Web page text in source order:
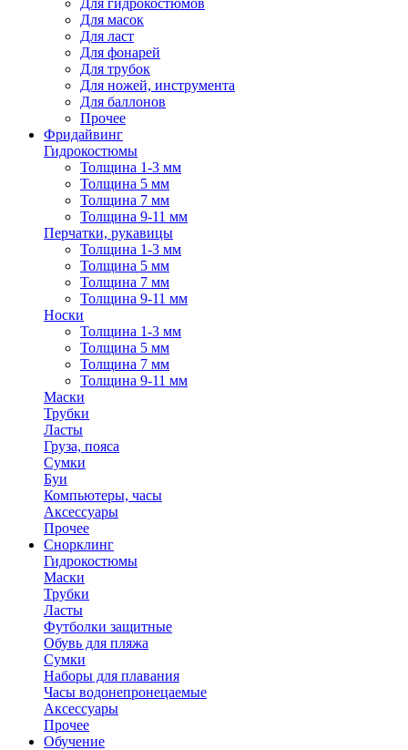
Для гидрокостюмов
Для масок
Для ласт
Для фонарей
Для трубок
Для ножей, инструмента
Для баллонов
Прочее
Фридайвинг
Гидрокостюмы
Толщина 1-3 мм
Толщина 5 мм
Толщина 7 мм
Толщина 9-11 мм
Перчатки, рукавицы
Толщина 1-3 мм
Толщина 5 мм
Толщина 7 мм
Толщина 9-11 мм
Носки
Толщина 1-3 мм
Толщина 5 мм
Толщина 7 мм
Толщина 9-11 мм
Маски
Трубки
Ласты
Груза, пояса
Сумки
Буи
Компьютеры, часы
Аксессуары
Прочее
Снорклинг
Гидрокостюмы
Маски
Трубки
Ласты
Футболки защитные
Обувь для пляжа
Сумки
Наборы для плавания
Часы водонепронецаемые
Аксессуары
Прочее
Обучение